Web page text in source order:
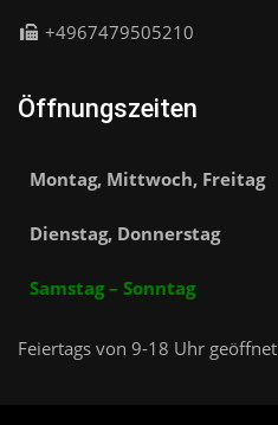
+4967479505210
Öffnungszeiten
Montag, Mittwoch, Freitag
Dienstag, Donnerstag
Samstag – Sonntag
Feiertags von 9-18 Uhr geöffnet